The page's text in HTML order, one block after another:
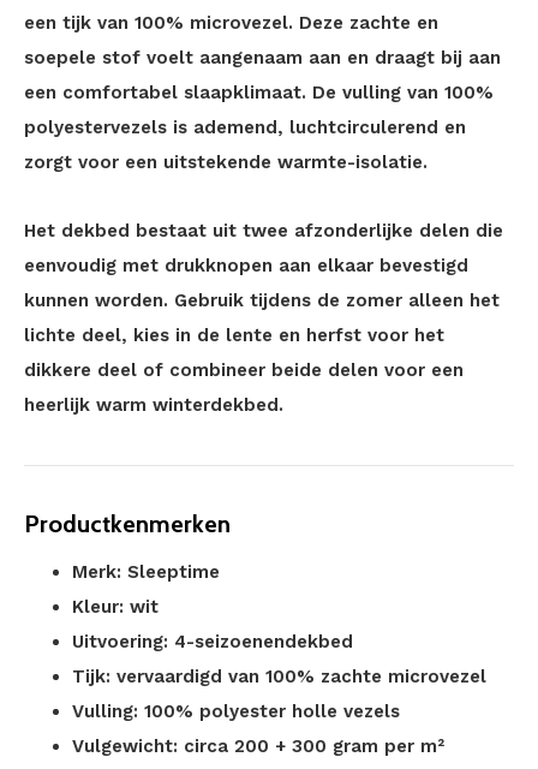
een tijk van 100% microvezel. Deze zachte en
soepele stof voelt aangenaam aan en draagt bij aan
een comfortabel slaapklimaat. De vulling van 100%
polyestervezels is ademend, luchtcirculerend en
zorgt voor een uitstekende warmte-isolatie.
Het dekbed bestaat uit twee afzonderlijke delen die
eenvoudig met drukknopen aan elkaar bevestigd
kunnen worden. Gebruik tijdens de zomer alleen het
lichte deel, kies in de lente en herfst voor het
dikkere deel of combineer beide delen voor een
heerlijk warm winterdekbed.
Productkenmerken
Merk: Sleeptime
Kleur: wit
Uitvoering: 4-seizoenendekbed
Tijk: vervaardigd van 100% zachte microvezel
Vulling: 100% polyester holle vezels
Vulgewicht: circa 200 + 300 gram per m²